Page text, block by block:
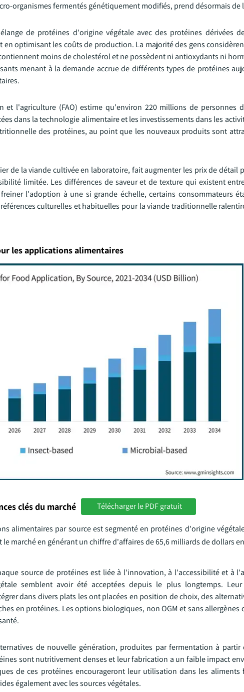
organismes fermentés génétiquement modifiés, prend désormais de
de protéines d'origine végétale avec des protéines dérivées
optimisant les coûts de production. La majorité des gens
moins de cholestérol et ne possèdent ni antioxydants ni
menant à la demande accrue de différents types de protéines
et l'agriculture (FAO) estime qu'environ 220 millions de personnes
dans la technologie alimentaire et les investissements dans les
des protéines, au point que les nouveaux produits sont
de la viande cultivée en laboratoire, fait augmenter les prix de détail
limitée. Les différences de saveur et de texture qui existent
l'adoption à une si grande échelle, certains consommateurs
culturelles et habituelles pour la viande traditionnelle
les applications alimentaires
clés du marché Télécharger le PDF gratuit
alimentaires par source est segmenté en protéines d'origine
marché en générant un chiffre d'affaires de 65,6 milliards de dollars
source de protéines est liée à l'innovation, à l'accessibilité et à
semblent avoir été acceptées depuis le plus longtemps.
dans divers plats les ont placées en position de choix, des
en protéines. Les options biologiques, non OGM et sans allergènes
de nouvelle génération, produites par fermentation à partir
sont nutritivement denses et leur fabrication a un faible impact
de ces protéines encourageront leur utilisation dans les aliments
également avec les sources végétales.